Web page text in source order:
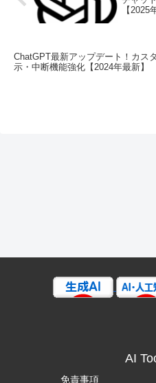
【2025
ChatGPT最新アップデート！カス
示・中断機能強化【2024年最新】
AI
免責事項